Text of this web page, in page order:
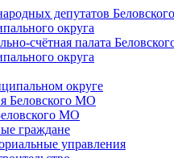
депутатов Беловского
округа
счётная палата
округа
округе
Беловского МО
МО
граждане
управления